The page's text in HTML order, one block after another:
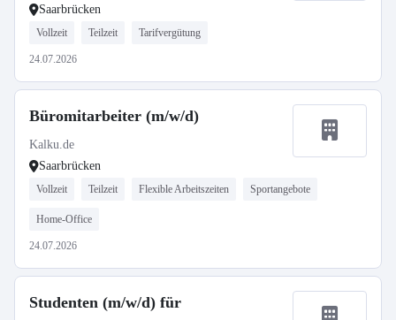
Saarbrücken
Vollzeit Teilzeit Tarifvergütung
24.07.2026
Büromitarbeiter (m/w/d)
Kalku.de
Saarbrücken
Vollzeit Teilzeit Flexible Arbeitszeiten Sportangebote
Home-Office
24.07.2026
Studenten (m/w/d) für